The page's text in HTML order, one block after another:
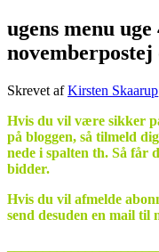
ugens menu uge
Skrevet afKirsten Skaarup
Hvis du vil være sikker
på bloggen, så tilmeld
nede i spalten th. Så får
bidder.
Hvis du vil afmelde
send desuden en mail